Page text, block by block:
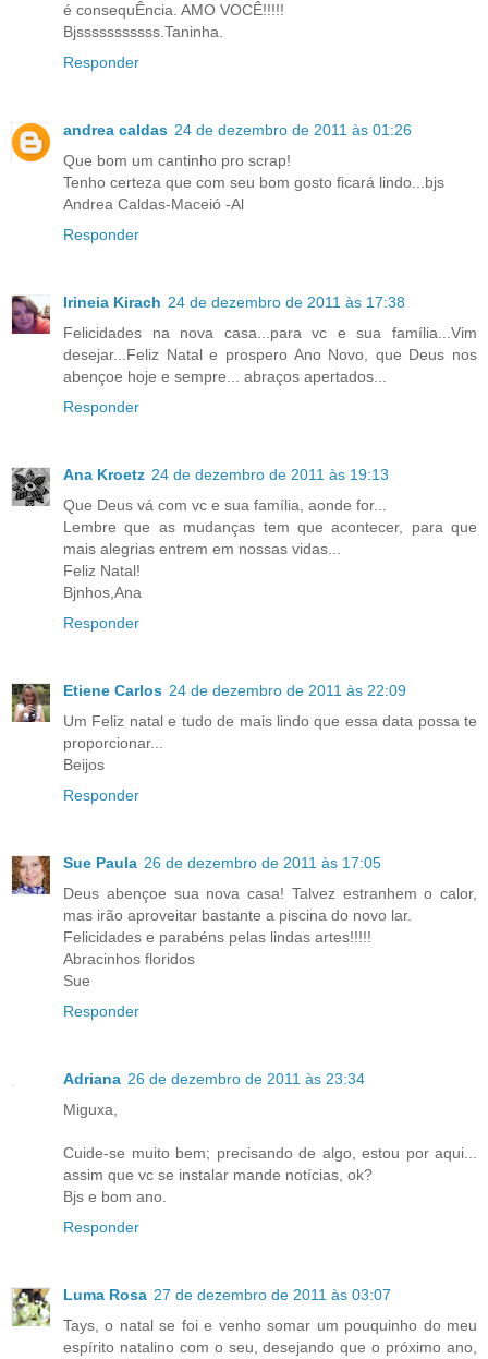
é consequÊncia. AMO VOCÊ!!!!!
Bjsssssssssss.Taninha.
Responder
andrea caldas 24 de dezembro de 2011 às 01:26
Que bom um cantinho pro scrap!
Tenho certeza que com seu bom gosto ficará lindo...bjs
Andrea Caldas-Maceió -Al
Responder
Irineia Kirach 24 de dezembro de 2011 às 17:38
Felicidades na nova casa...para vc e sua família...Vim
desejar...Feliz Natal e prospero Ano Novo, que Deus nos
abençoe hoje e sempre... abraços apertados...
Responder
Ana Kroetz 24 de dezembro de 2011 às 19:13
Que Deus vá com vc e sua família, aonde for...
Lembre que as mudanças tem que acontecer, para que
mais alegrias entrem em nossas vidas...
Feliz Natal!
Bjnhos,Ana
Responder
Etiene Carlos 24 de dezembro de 2011 às 22:09
Um Feliz natal e tudo de mais lindo que essa data possa te
proporcionar...
Beijos
Responder
Sue Paula 26 de dezembro de 2011 às 17:05
Deus abençoe sua nova casa! Talvez estranhem o calor,
mas irão aproveitar bastante a piscina do novo lar.
Felicidades e parabéns pelas lindas artes!!!!!
Abracinhos floridos
Sue
Responder
Adriana 26 de dezembro de 2011 às 23:34
Miguxa,
Cuide-se muito bem; precisando de algo, estou por aqui...
assim que vc se instalar mande notícias, ok?
Bjs e bom ano.
Responder
Luma Rosa 27 de dezembro de 2011 às 03:07
Tays, o natal se foi e venho somar um pouquinho do meu
espírito natalino com o seu, desejando que o próximo ano,